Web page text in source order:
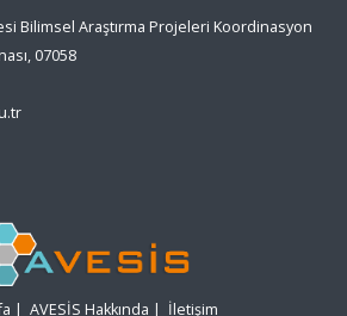
Bilimsel Araştırma Projeleri Koordinasyon
07058
| AVESİS Hakkında | İletişim